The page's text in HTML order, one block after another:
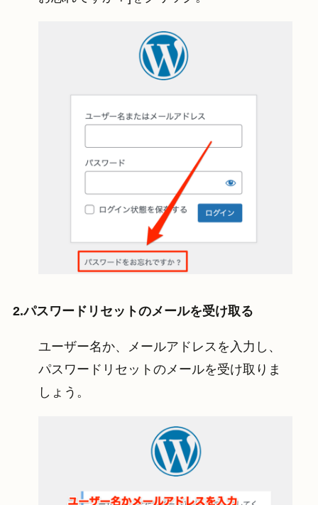
2.パスワードリセットのメールを受け取る
ユーザー名か、メールアドレスを入力し、
パスワードリセットのメールを受け取りま
しょう。